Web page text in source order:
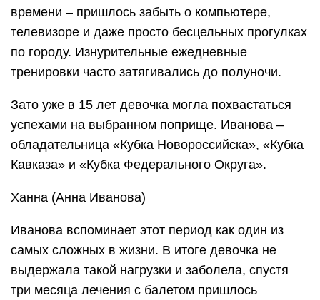
времени – пришлось забыть о компьютере,
телевизоре и даже просто бесцельных прогулках
по городу. Изнурительные ежедневные
тренировки часто затягивались до полуночи.
Зато уже в 15 лет девочка могла похвастаться
успехами на выбранном поприще. Иванова –
обладательница «Кубка Новороссийска», «Кубка
Кавказа» и «Кубка Федерального Округа».
Ханна (Анна Иванова)
Иванова вспоминает этот период как один из
самых сложных в жизни. В итоге девочка не
выдержала такой нагрузки и заболела, спустя
три месяца лечения с балетом пришлось